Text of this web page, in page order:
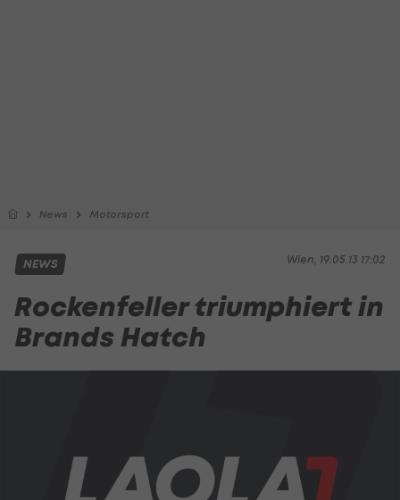
News Motorsport
Wien, 19.05.13 17:02
NEWS
Rockenfeller triumphiert in
Brands Hatch